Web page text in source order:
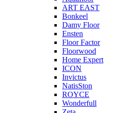
ART EAST
Bonkeel
Damy Floor
Ensten
Floor Factor
Floorwood
Home Expert
ICON
Invictus
NatisSton
ROYCE
Wonderfull